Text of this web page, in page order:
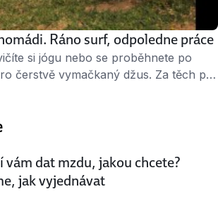
Ráno surf, odpoledne práce
si jógu nebo se proběhnete po
čerstvě vymačkaný džus. Za těch pár
v Česku nepočkají. ↑ Bez kanceláře.
vám dat mzdu, jakou chcete?
jak vyjednávat